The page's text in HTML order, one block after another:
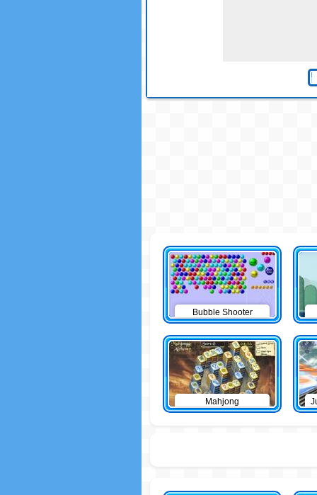
Bubble Shooter
Mahjong